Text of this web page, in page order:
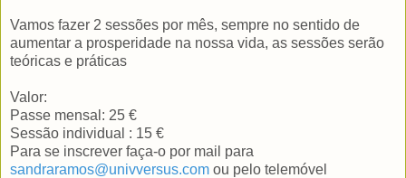
Vamos fazer 2 sessões por mês, sempre no sentido de
aumentar a prosperidade na nossa vida, as sessões serão
teóricas e práticas
Valor:
Passe mensal: 25 €
Sessão individual : 15 €
Para se inscrever faça-o por mail para
sandraramos@univversus.com ou pelo telemóvel